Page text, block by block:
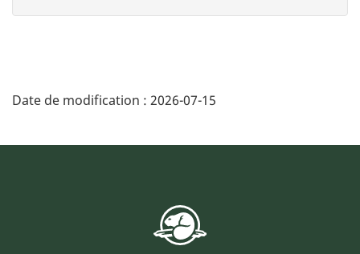
Date de modification : 2026-07-15